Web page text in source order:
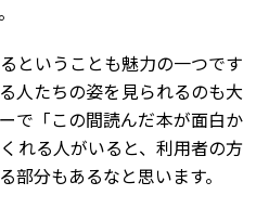
ということも魅力の一つです
人たちの姿を見られるのも大
で「この間読んだ本が面白か
れる人がいると、利用者の方
部分もあるなと思います。